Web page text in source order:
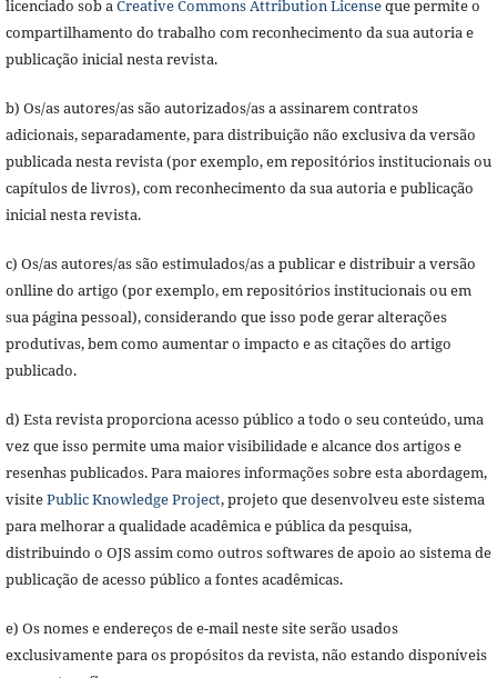
licenciado sob aCreative Commons Attribution Licenseque permite o
compartilhamento do trabalho com reconhecimento da sua autoria e
publicação inicial nesta revista.
b) Os/as autores/as são autorizados/as a assinarem contratos
adicionais, separadamente, para distribuição não exclusiva da versão
publicada nesta revista (por exemplo, em repositórios institucionais ou
capítulos de livros), com reconhecimento da sua autoria e publicação
inicial nesta revista.
c) Os/as autores/as são estimulados/as a publicar e distribuir a versão
onlline do artigo (por exemplo, em repositórios institucionais ou em
sua página pessoal), considerando que isso pode gerar alterações
produtivas, bem como aumentar o impacto e as citações do artigo
publicado.
d) Esta revista proporciona acesso público a todo o seu conteúdo, uma
vez que isso permite uma maior visibilidade e alcance dos artigos e
resenhas publicados. Para maiores informações sobre esta abordagem,
visitePublic Knowledge Project, projeto que desenvolveu este sistema
para melhorar a qualidade acadêmica e pública da pesquisa,
distribuindo o OJS assim como outros softwares de apoio ao sistema de
publicação de acesso público a fontes acadêmicas.
e) Os nomes e endereços de e-mail neste site serão usados
exclusivamente para os propósitos da revista, não estando disponíveis